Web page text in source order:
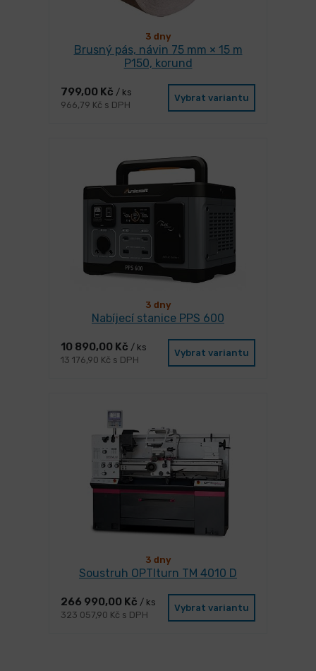
3 dny
Brusný pás, návin 75 mm × 15 m
P150, korund
799,00 Kč / ks
966,79 Kč s DPH
Vybrat variantu
3 dny
Nabíjecí stanice PPS 600
10 890,00 Kč / ks
13 176,90 Kč s DPH
Vybrat variantu
3 dny
Soustruh OPTIturn TM 4010 D
266 990,00 Kč / ks
323 057,90 Kč s DPH
Vybrat variantu